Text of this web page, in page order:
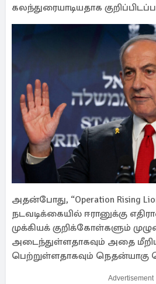
கலந்துரையாடியதாக
அதன்போது, “Operation Rising
நடவடிக்கையில் ஈரானுக்கு
முக்கியக் குறிக்கோள்களும்
அடைந்துள்ளதாகவும் அதை
பெற்றுள்ளதாகவும் நெதன்யாகு
Advertisement